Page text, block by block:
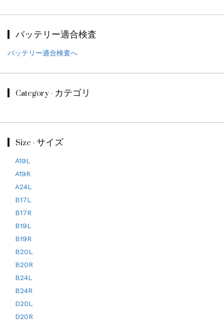
バッテリー適合検査
バッテリー適合検査へ
Category - カテゴリ
Size - サイズ
A19L
A19R
A24L
B17L
B17R
B19L
B19R
B20L
B20R
B24L
B24R
D20L
D20R